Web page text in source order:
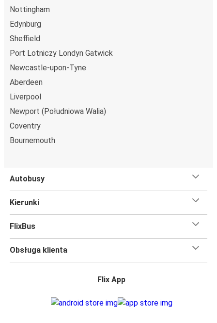
Nottingham
Edynburg
Sheffield
Port Lotniczy Londyn Gatwick
Newcastle-upon-Tyne
Aberdeen
Liverpool
Newport (Południowa Walia)
Coventry
Bournemouth
Autobusy
Kierunki
FlixBus
Obsługa klienta
Flix App